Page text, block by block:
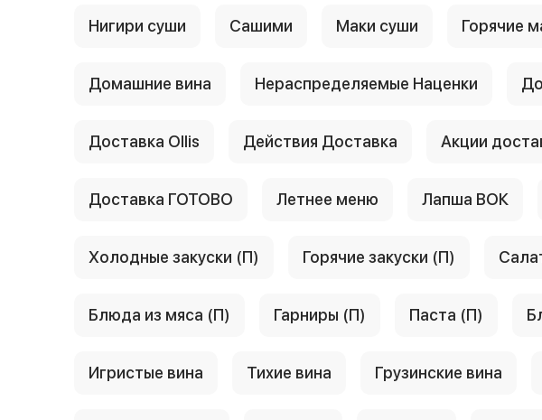
Нигири суши Сашими Маки суши Горячие
Домашние вина Нераспределяемые Наценки
Доставка Ollis Действия Доставка Акции
Доставка ГОТОВО Летнее меню Лапша ВОК
Холодные закуски (П) Горячие закуски (П)
Блюда из мяса (П) Гарниры (П) Паста (П)
Игристые вина Тихие вина Грузинские вина